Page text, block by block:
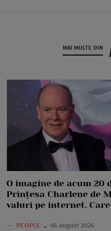
MAI MULTE DIN
O imagine de acum 20
Prințesa Charlene de
valuri pe internet.
— PEOPLE 06 august 2026